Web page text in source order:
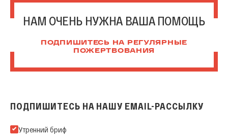
НАМ ОЧЕНЬ НУЖНА ВАША ПОМОЩЬ
ПОДПИШИТЕСЬ НА РЕГУЛЯРНЫЕ
ПОЖЕРТВОВАНИЯ
ПОДПИШИТЕСЬ НА НАШУ EMAIL-РАССЫЛКУ
Подпишитесь на нашу Email-рассылку
Утренний бриф